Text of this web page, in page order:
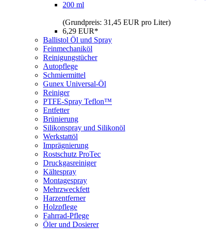
(Grundpreis: 31,45 EUR pro Liter)
6,29 EUR*
Ballistol Öl und Spray
Feinmechaniköl
Reinigungstücher
Autopflege
Schmiermittel
Gunex Universal-Öl
Reiniger
PTFE-Spray Teflon™
Entfetter
Brünierung
Silikonspray und Silikonöl
Werkstattöl
Imprägnierung
Rostschutz ProTec
Druckgasreiniger
Kältespray
Montagespray
Mehrzweckfett
Harzentferner
Holzpflege
Fahrrad-Pflege
Öler und Dosierer